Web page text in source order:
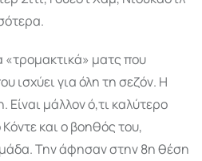
«τρομακτικά» ματς που
ισχύει για όλη τη σεζόν. Η
Είναι μάλλον ό,τι καλύτερο
και ο βοηθός του,
Την άφησαν στην 8η θέση